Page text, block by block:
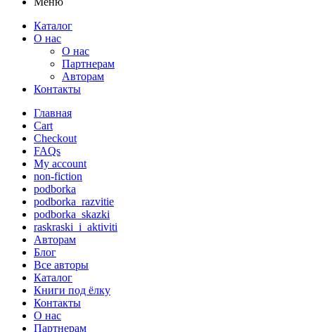
Каталог
О нас
О нас
Партнерам
Авторам
Контакты
Главная
Cart
Checkout
FAQs
My account
non-fiction
podborka
podborka_razvitie
podborka_skazki
raskraski_i_aktiviti
Авторам
Блог
Все авторы
Каталог
Книги под ёлку
Контакты
О нас
Партнерам